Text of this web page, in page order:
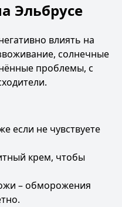
Эльбрусе
влиять на
солнечные
проблемы, с
если не чувствуете
крем, чтобы
– обморожения